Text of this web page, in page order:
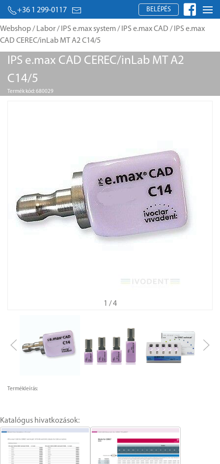
+36 1 299-0117 BELÉPÉS
Webshop/ Labor/ IPS e.max system/ IPS e.max CAD / IPS e.max
CAD CEREC/inLab MT A2 C14/5
IPS e.max CAD CEREC/inLab MT A2
C14/5
Termék kód: 680029
1 / 4
Termékleírás:
Katalógus hivatkozások: